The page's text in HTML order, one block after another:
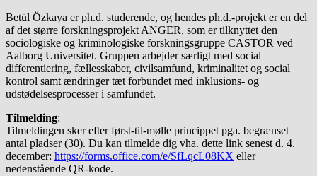
Betül Özkaya er ph.d. studerende, og hendes ph.d.-projekt er en del
af det større forskningsprojekt ANGER, som er tilknyttet den
sociologiske og kriminologiske forskningsgruppe CASTOR ved
Aalborg Universitet. Gruppen arbejder særligt med social
differentiering, fællesskaber, civilsamfund, kriminalitet og social
kontrol samt ændringer tæt forbundet med inklusions- og
udstødelsesprocesser i samfundet.
Tilmelding:
Tilmeldingen sker efter først-til-mølle princippet pga. begrænset
antal pladser (30). Du kan tilmelde dig vha. dette link senest d. 4.
december: https://forms.office.com/e/SfLqcL08KX eller
nedenstående QR-kode.